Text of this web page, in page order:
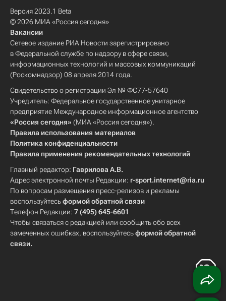
Версия 2023.1 Beta
© 2026 МИА «Россия сегодня»
Вакансии
Сетевое издание РИА Новости зарегистрировано
в Федеральной службе по надзору в сфере связи,
информационных технологий и массовых коммуникаций
(Роскомнадзор) 08 апреля 2014 года.
Свидетельство о регистрации Эл № ФС77-57640
Учредитель: Федеральное государственное унитарное
предприятие Международное информационное агентство
«Россия сегодня» (МИА «Россия сегодня»).
Правила использования материалов
Политика конфиденциальности
Правила применения рекомендательных технологий
Главный редактор: Гаврилова А.В.
Адрес электронной почты Редакции: r-sport.internet@ria.ru
По вопросам размещения пресс-релизов и рекламы
воспользуйтесьформой обратной связи
Телефон Редакции: 7 (495) 645-6601
Чтобы связаться с редакцией или сообщить обо всех
замеченных ошибках, воспользуйтесьформой обратной
связи.